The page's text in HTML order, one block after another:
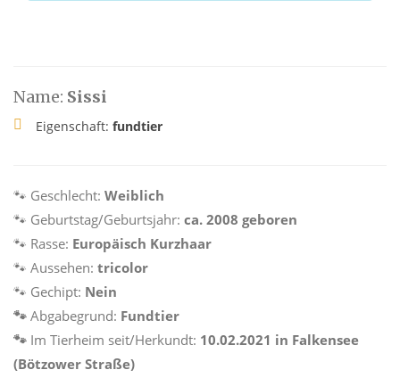
Name: Sissi
Eigenschaft: fundtier
🐾 Geschlecht: Weiblich
🐾 Geburtstag/Geburtsjahr: ca. 2008 geboren
🐾 Rasse: Europäisch Kurzhaar
🐾 Aussehen: tricolor
🐾 Gechipt: Nein
🐾 Abgabegrund: Fundtier
🐾 Im Tierheim seit/Herkundt: 10.02.2021 in Falkensee
(Bötzower Straße)